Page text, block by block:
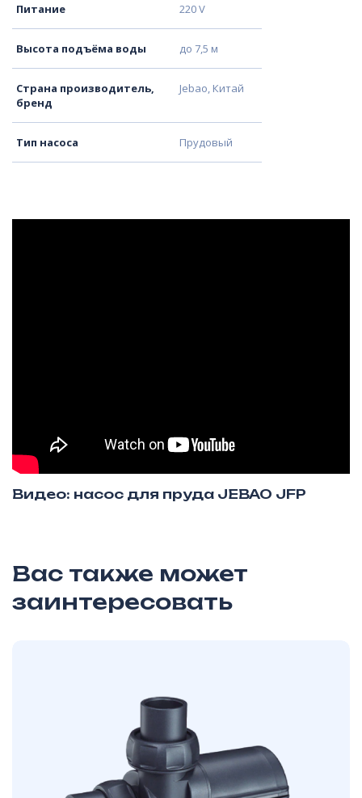
Питание 220 V
Высота подъёма воды до 7,5 м
Страна производитель,
бренд
Jebao, Китай
Тип насоса Прудовый
Видео: насос для пруда JEBAO JFP
Вас также может
заинтересовать